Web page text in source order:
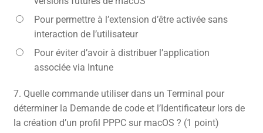
Pour permettre à l’extension d’être activée sans
interaction de l’utilisateur
Pour éviter d’avoir à distribuer l’application
associée via Intune
7. Quelle commande utiliser dans un Terminal pour
déterminer la Demande de code et l’Identificateur lors de
la création d’un profil PPPC sur macOS ? (1 point)